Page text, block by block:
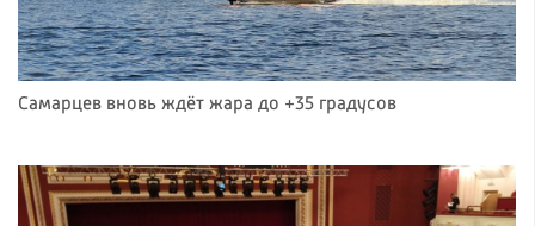
Самарцев вновь ждёт жара до +35 градусов